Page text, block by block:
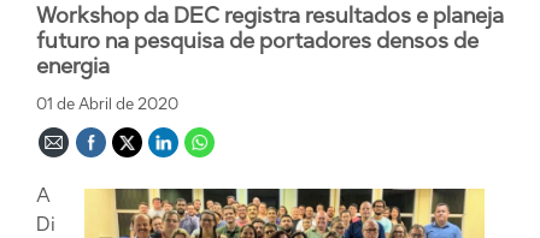
Workshop da DEC registra resultados e planeja
futuro na pesquisa de portadores densos de
energia
01 de Abril de 2020
A
Di